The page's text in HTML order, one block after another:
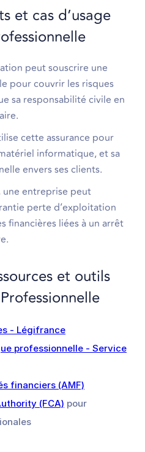
et cas d’usage
peut souscrire une
pour couvrir les risques
sa responsabilité civile en
cette assurance pour
informatique, et sa
envers ses clients.
une entreprise peut
perte d’exploitation
financières liées à un arrêt
et outils
- Légifrance
professionnelle - Service
financiers (AMF)
(FCA) pour